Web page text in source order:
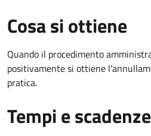
Cosa si ottiene
Quando il procedimento
positivamente si ottiene
pratica.
Tempi e scadenze